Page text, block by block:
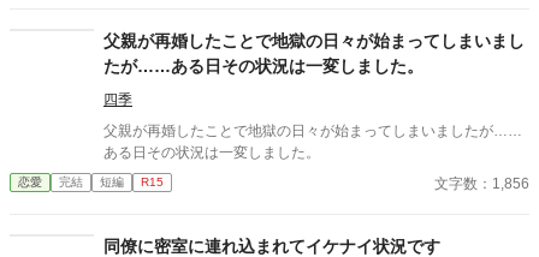
ずっと榊だけを見つめ続けてきた、静かな執着がある。 「俺、前
から思ってたんです。 あなたが誰かに“支配される”ところ、き
っと綺麗だろうなって」 支配する側だったはずの男が、 支配され
ることで初めて“生きている”と感じてしまう――。 上司と部下、
立場も理性も、すべてが絡み合うオフィスの夜。 秘密の扉を開け
た榊は、もう戻れない。 快楽に溺れるその瞬間まで、彼を待つの
は破滅か、それとも救いか。 ――これは、ひとりの上司が“愛”と
校で繰り広げられるダークファンタジー
父親が再婚したことで地獄の日々が始まってしまいまし
たが……ある日その状況は一変しました。
四季
父親が再婚したことで地獄の日々が始まってしまいましたが……
ある日その状況は一変しました。
恋愛 完結 短編 R15 文字数：1,856
同僚に密室に連れ込まれてイケナイ状況です